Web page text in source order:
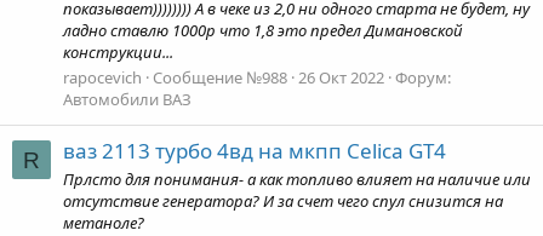
показывает)))))))) А в чеке из 2,0 ни одного старта не будет, ну
ладно ставлю 1000р что 1,8 это предел Димановской
конструкции...
rapocevich
Сообщение №988 26 Окт 2022 Форум:
Автомобили ВАЗ
R ваз 2113 турбо 4вд на мкпп Celica GT4
Прлсто для понимания- а как топливо влияет на наличие или
отсутствие генератора? И за счет чего спул снизится на
метаноле?